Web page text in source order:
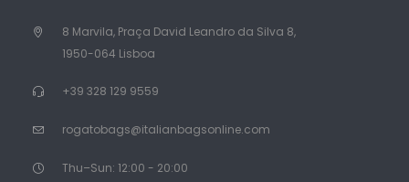
8 Marvila, Praça David Leandro da Silva 8,
1950-064 Lisboa
+39 328 129 9559
rogatobags@italianbagsonline.com
Thu–Sun: 12:00 - 20:00